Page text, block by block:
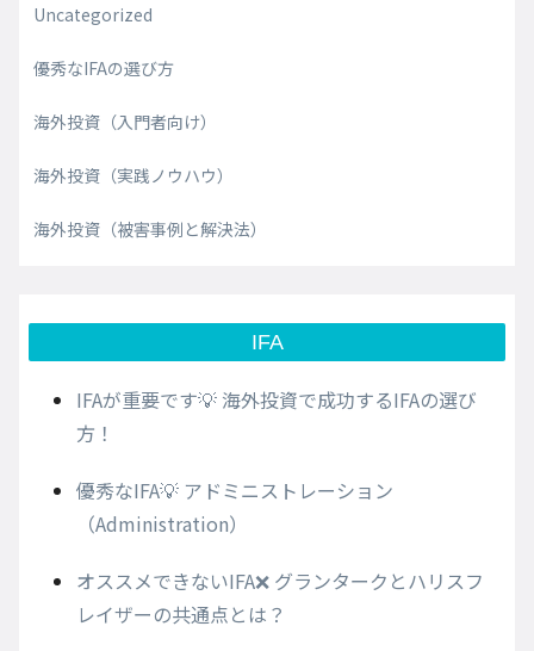
Uncategorized
優秀なIFAの選び方
海外投資（入門者向け）
海外投資（実践ノウハウ）
海外投資（被害事例と解決法）
IFA
IFAが重要です💡 海外投資で成功するIFAの選び
方！
優秀なIFA💡 アドミニストレーション
（Administration）
オススメできないIFA❌ グランタークとハリスフ
レイザーの共通点とは？